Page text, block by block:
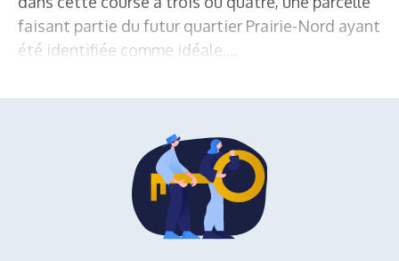
faisant partie du futur quartier Prairie-Nord ayant
été identifiée comme idéale....